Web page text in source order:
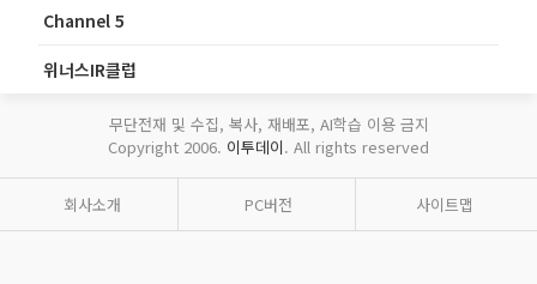
Channel 5
위너스IR클럽
무단전재 및 수집, 복사, 재배포, AI학습 이용 금지
Copyright 2006. 이투데이. All rights reserved
회사소개 PC버전 사이트맵